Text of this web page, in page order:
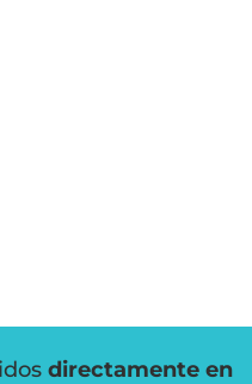
directamente en